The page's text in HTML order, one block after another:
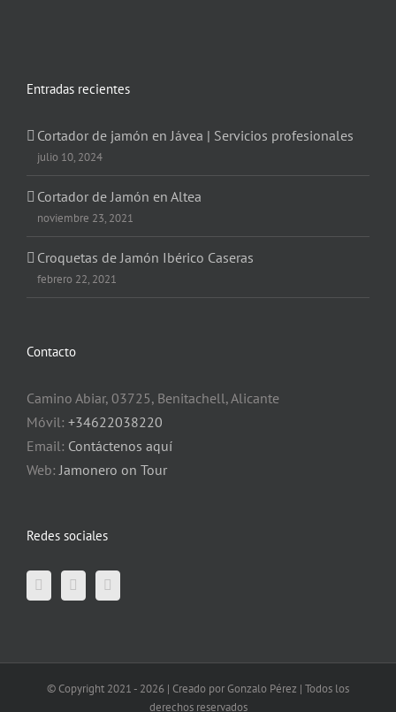
Entradas recientes
Cortador de jamón en Jávea | Servicios profesionales
julio 10, 2024
Cortador de Jamón en Altea
noviembre 23, 2021
Croquetas de Jamón Ibérico Caseras
febrero 22, 2021
Contacto
Camino Abiar, 03725, Benitachell, Alicante
Móvil: +34622038220
Email: Contáctenos aquí
Web:Jamonero on Tour
Redes sociales
© Copyright 2021 - 2026 | Creado por Gonzalo Pérez | Todos los
derechos reservados